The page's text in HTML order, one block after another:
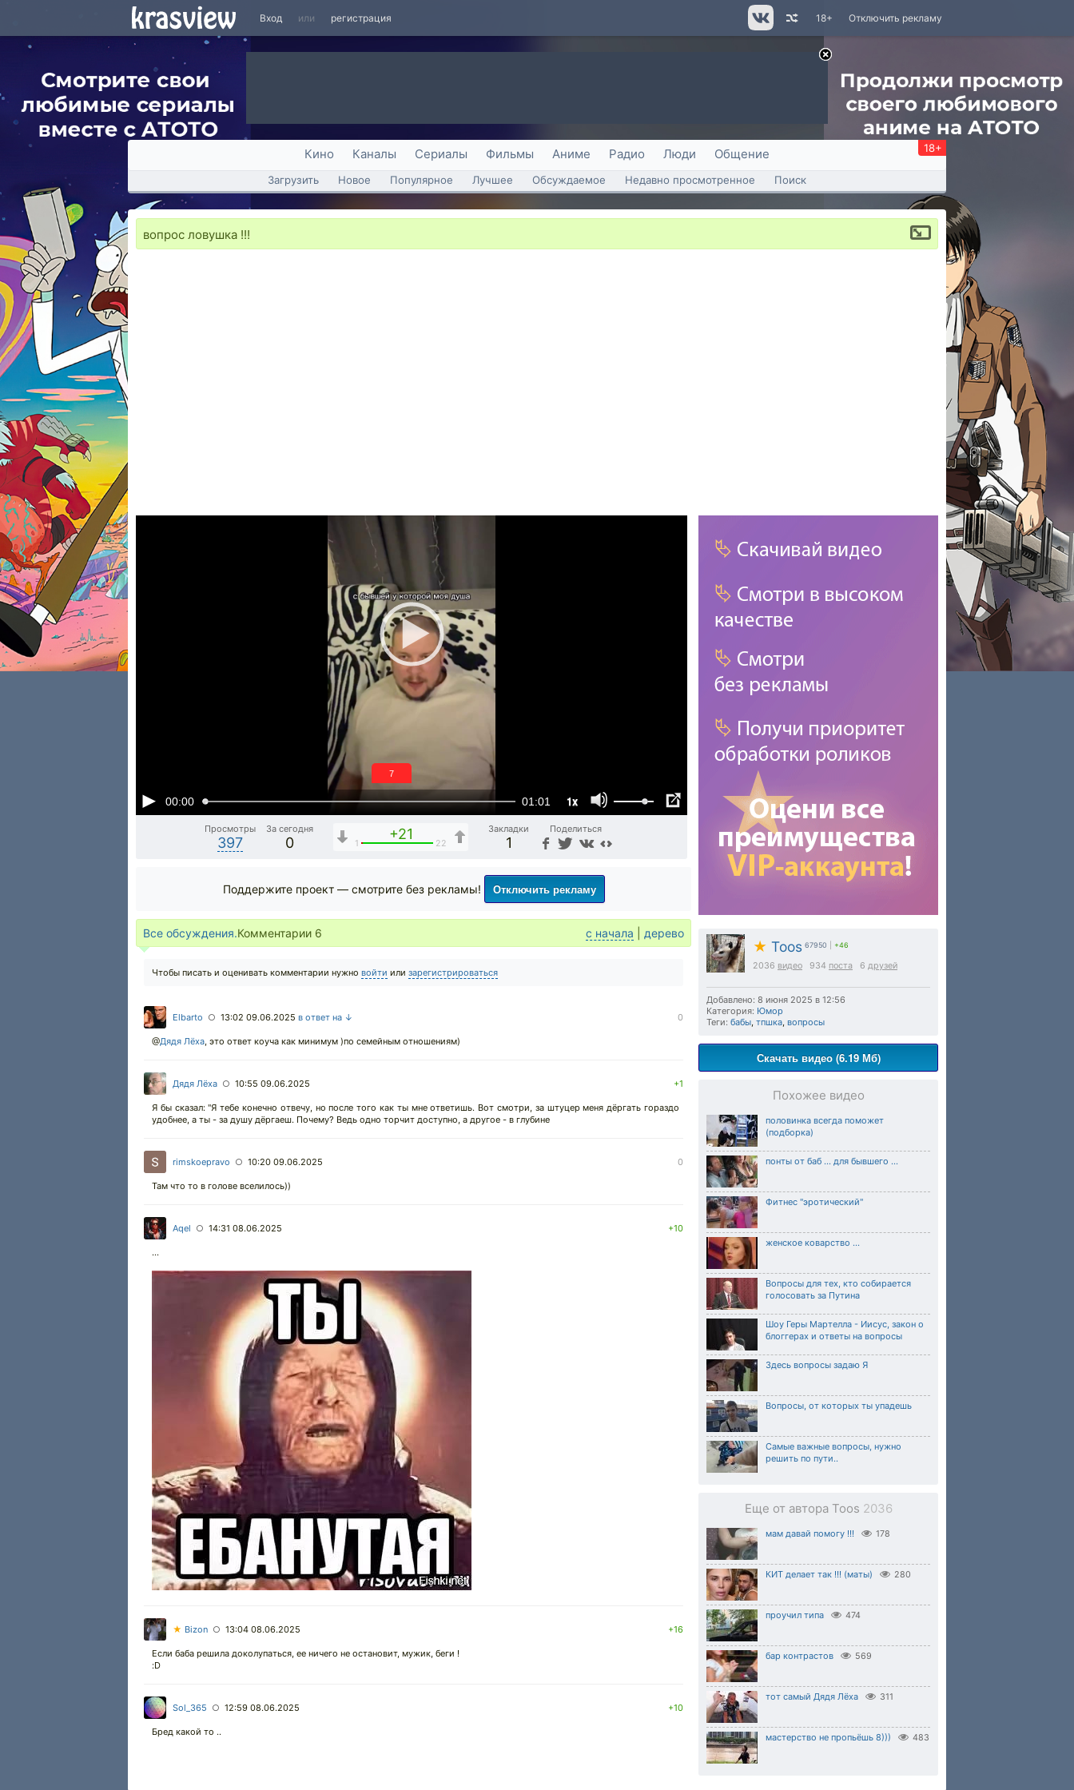
Вход или регистрация Отключить рекламу
18+
Кино Каналы Сериалы Фильмы Аниме Радио Люди Общение 18+
Загрузить Новое Популярное Лучшее Обсуждаемое Недавно просмотренное Поиск
вопрос ловушка !!!
00:00 01:01 1x
6
Просмотры
397
За сегодня
0
+21
1 22
Закладки
1
Поделиться
★ Toos 67950 +46
2036 видео 934 поста 6 друзей
Добавлено: 8 июня 2025 в 12:56
Категория: Юмор
Теги: бабы, тпшка, вопросы
Скачать видео (6.19 Мб)
Похожее видео
половинка всегда поможет
(подборка)
понты от баб ... для бывшего ...
Фитнес "эротический"
женское коварство ...
Вопросы для тех, кто собирается
голосовать за Путина
Шоу Геры Мартелла - Иисус, закон о
блоггерах и ответы на вопросы
Здесь вопросы задаю Я
Вопросы, от которых ты упадешь
Самые важные вопросы, нужно
решить по пути..
Еще от автора Toos 2036
мам давай помогу !!! 178
КИТ делает так !!! (маты) 280
проучил типа 474
бар контрастов 569
тот самый Дядя Лёха 311
мастерство не пропьёшь 8))) 483
Поддержите проект — смотрите без рекламы! Отключить рекламу
Все обсуждения.Комментарии 6 с начала дерево
Чтобы писать и оценивать комментарии нужно войти или зарегистрироваться
Elbarto ○ 13:02 09.06.2025 в ответ на ↓ 0
@Дядя Лёха, это ответ коуча как минимум )по семейным отношениям)
Дядя Лёха ○ 10:55 09.06.2025 +1
Я бы сказал: "Я тебе конечно отвечу, но после того как ты мне ответишь. Вот смотри, за штуцер меня дёргать гораздо
удобнее, а ты - за душу дёргаеш. Почему? Ведь одно торчит доступно, а другое - в глубине
rimskoepravo ○ 10:20 09.06.2025 0
Там что то в голове вселилось))
Aqel ○ 14:31 08.06.2025 +10
...
★ Bizon ○ 13:04 08.06.2025 +16
Если баба решила доколупаться, ее ничего не остановит, мужик, беги !
:D
Sol_365 ○ 12:59 08.06.2025 +10
Бред какой то ..